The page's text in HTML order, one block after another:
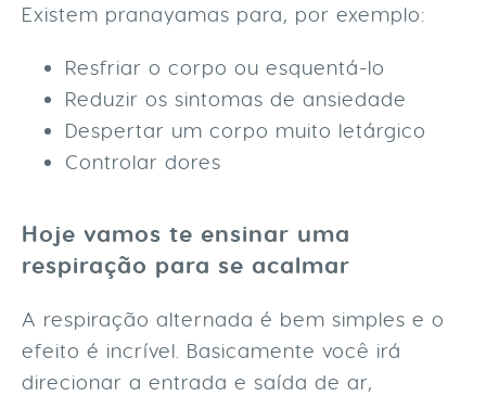
Existem pranayamas para, por exemplo:
Resfriar o corpo ou esquentá-lo
Reduzir os sintomas de ansiedade
Despertar um corpo muito letárgico
Controlar dores
Hoje vamos te ensinar uma
respiração para se acalmar
A respiração alternada é bem simples e o
efeito é incrível. Basicamente você irá
direcionar a entrada e saída de ar,